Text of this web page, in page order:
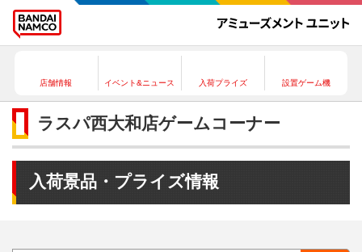
店舗情報 イベント&ニュース 入荷プライズ 設置ゲーム機
ラスパ西大和店ゲームコーナー
入荷景品・プライズ情報